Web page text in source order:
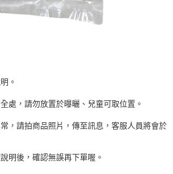
。
處，請勿放置於曝曬、兒童可取位置。
，請拍商品照片，傳至訊息，客服人員將會於
明後，確認無誤再下單喔。